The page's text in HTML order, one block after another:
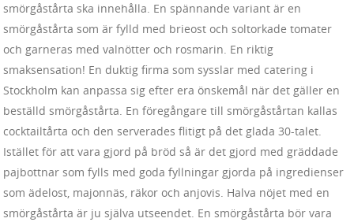
smörgåstårta ska innehålla. En spännande variant är en
smörgåstårta som är fylld med brieost och soltorkade tomater
och garneras med valnötter och rosmarin. En riktig
smaksensation! En duktig firma som sysslar med catering i
Stockholm kan anpassa sig efter era önskemål när det gäller en
beställd smörgåstårta. En föregångare till smörgåstårtan kallas
cocktailtårta och den serverades flitigt på det glada 30-talet.
Istället för att vara gjord på bröd så är det gjord med gräddade
pajbottnar som fylls med goda fyllningar gjorda på ingredienser
som ädelost, majonnäs, räkor och anjovis. Halva nöjet med en
smörgåstårta är ju själva utseendet. En smörgåstårta bör vara